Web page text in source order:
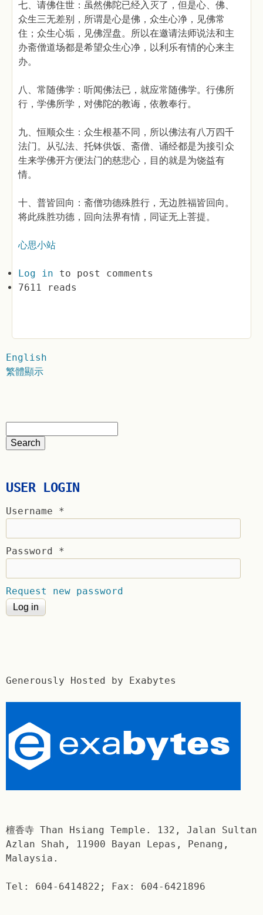
七、请佛住世：虽然佛陀已经入灭了，但是心、佛、
众生三无差别，所谓是心是佛，众生心净，见佛常
住；众生心垢，见佛涅盘。所以在邀请法师说法和主
办斋僧道场都是希望众生心净，以利乐有情的心来主
办。
八、常随佛学：听闻佛法已，就应常随佛学。行佛所
行，学佛所学，对佛陀的教诲，依教奉行。
九、恒顺众生：众生根基不同，所以佛法有八万四千
法门。从弘法、托钵供饭、斋僧、诵经都是为接引众
生来学佛开方便法门的慈悲心，目的就是为饶益有
情。
十、普皆回向：斋僧功德殊胜行，无边胜福皆回向。
将此殊胜功德，回向法界有情，同证无上菩提。
心思小站
Log in to post comments
7611 reads
English
繁體顯示
USER LOGIN
Username *
Password *
Request new password
Generously Hosted by Exabytes
檀香寺 Than Hsiang Temple. 132, Jalan Sultan
Azlan Shah, 11900 Bayan Lepas, Penang,
Malaysia.
Tel: 604-6414822; Fax: 604-6421896